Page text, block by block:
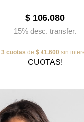
$ 106.080
15% desc. transfer.
3 cuotas de $ 41.600 sin
CUOTAS!